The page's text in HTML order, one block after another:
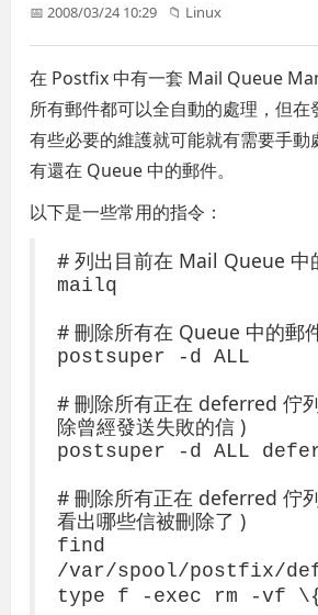
📅 2008/03/24 10:29 📁 Linux
在 Postfix 中有一套 Mail Queue
所有郵件都可以全自動的處理，但在
有些必要的維護就可能就有需要手動
有還在 Queue 中的郵件。
以下是一些常用的指令：
# 列出目前在 Mail Queue 中
mailq
# 刪除所有在 Queue 中的郵
postsuper -d ALL
# 刪除所有正在 deferred 佇
除曾經發送失敗的信 )
postsuper -d ALL
# 刪除所有正在 deferred 佇
看出哪些信被刪除了 )
find
/var/spool/postfix/
type f -exec rm -vf